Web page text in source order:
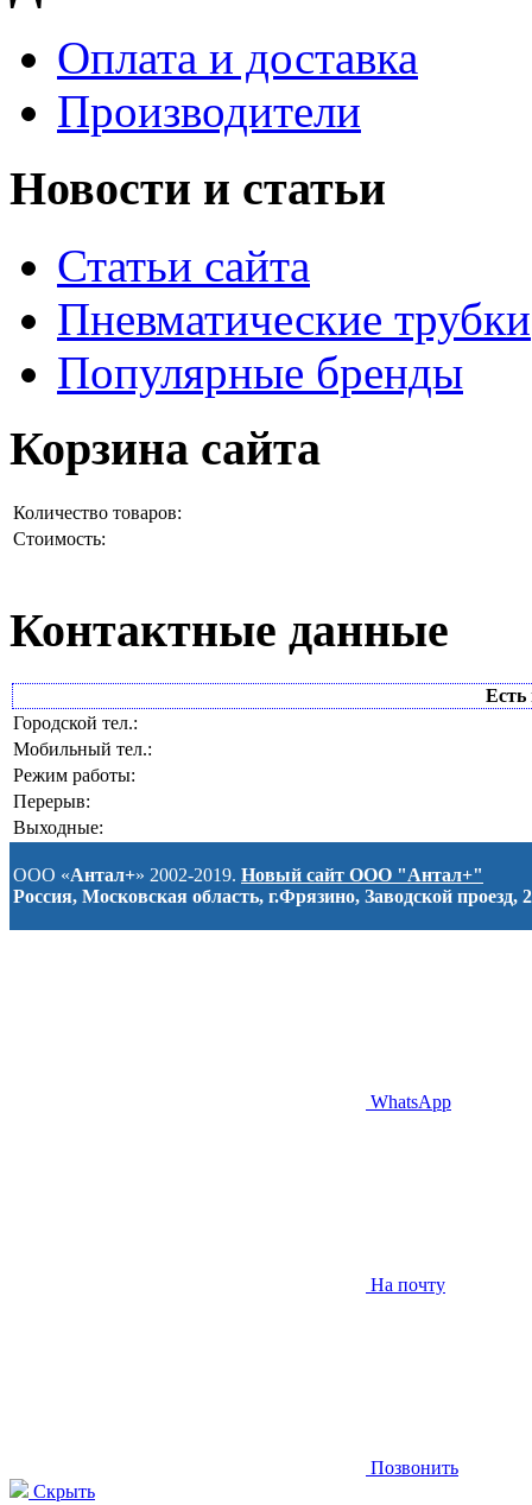
Оплата и доставка
Производители
Новости и статьи
Статьи сайта
Пневматические трубки
Популярные бренды
Корзина сайта
Количество товаров:
Стоимость:
Контактные данные
Есть
Городской тел.:
Мобильный тел.:
Режим работы:
Перерыв:
Выходные:
ООО «Антал+» 2002-2019. Новый сайт ООО "Антал+"
Россия, Московская область, г.Фрязино, Заводской проезд, 2
WhatsApp
На почту
Позвонить
Скрыть